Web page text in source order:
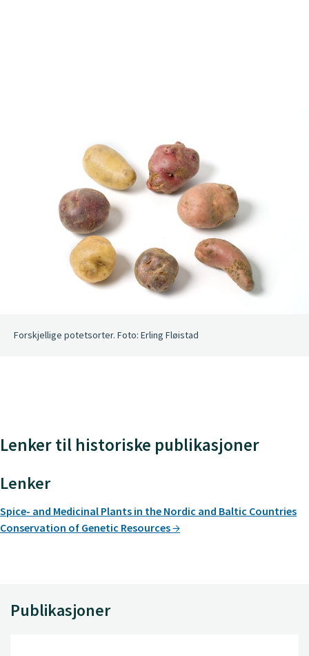
Forskjellige potetsorter. Foto: Erling Fløistad
Lenker til historiske publikasjoner
Lenker
Spice- and Medicinal Plants in the Nordic and Baltic Countries
Conservation of Genetic Resources
Publikasjoner